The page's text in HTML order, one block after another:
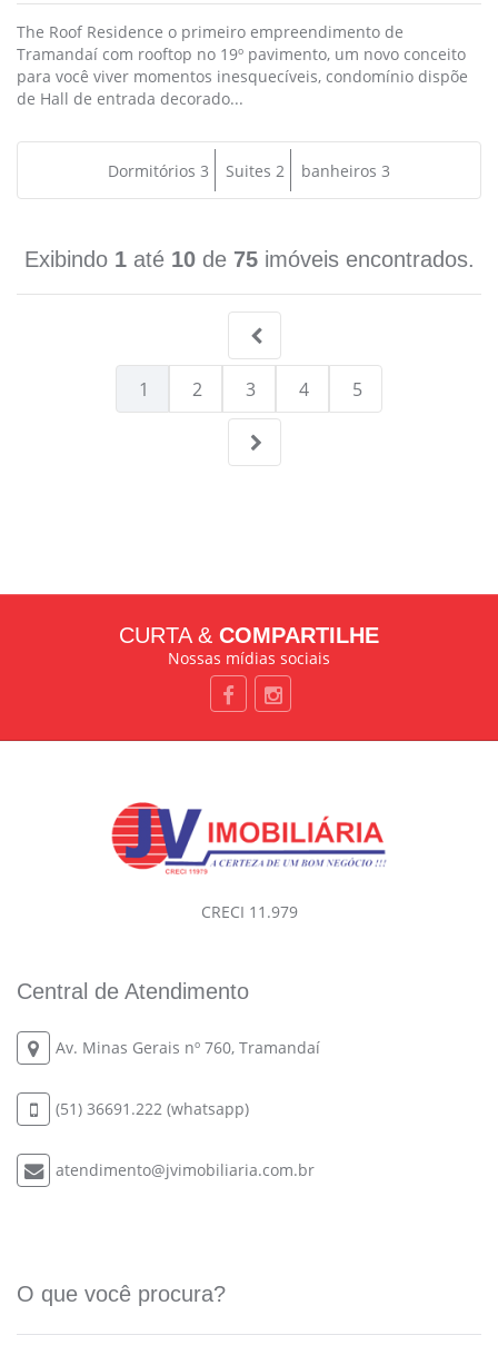
The Roof Residence o primeiro empreendimento de
Tramandaí com rooftop no 19º pavimento, um novo conceito
para você viver momentos inesquecíveis, condomínio dispõe
de Hall de entrada decorado...
Dormitórios 3 Suites 2 banheiros 3
Exibindo 1até 10de 75imóveis encontrados.
1 2 3 4 5
CURTA & COMPARTILHE
Nossas mídias sociais
CRECI 11.979
Central de Atendimento
Av. Minas Gerais nº 760, Tramandaí
(51) 36691.222 (whatsapp)
atendimento@jvimobiliaria.com.br
O que você procura?